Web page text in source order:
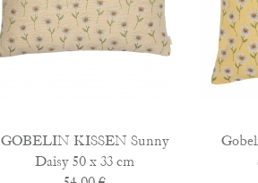
GOBELIN KISSEN Sunny
Daisy 50 x 33 cm